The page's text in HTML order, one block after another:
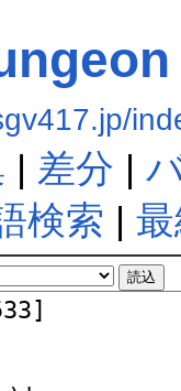
| 差分 |
検索 |